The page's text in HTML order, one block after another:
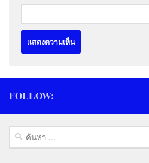
FOLLOW:
ค้นหา
สำหรับ: